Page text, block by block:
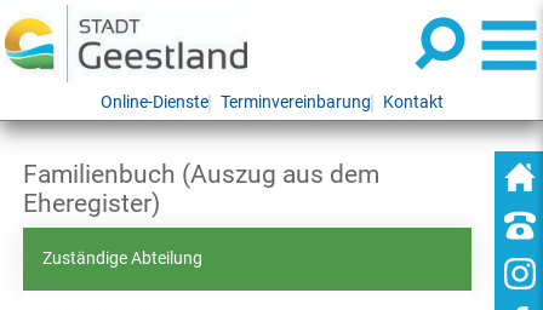
Online-Dienste Terminvereinbarung Kontakt
Familienbuch (Auszug aus dem
Eheregister)
Zuständige Abteilung